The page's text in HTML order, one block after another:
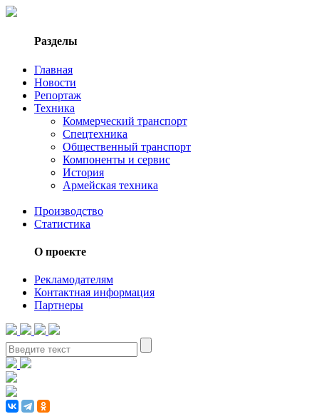
Разделы
Главная
Новости
Репортаж
Техника
Коммерческий транспорт
Спецтехника
Общественный транспорт
Компоненты и сервис
История
Армейская техника
Производство
Статистика
О проекте
Рекламодателям
Контактная информация
Партнеры